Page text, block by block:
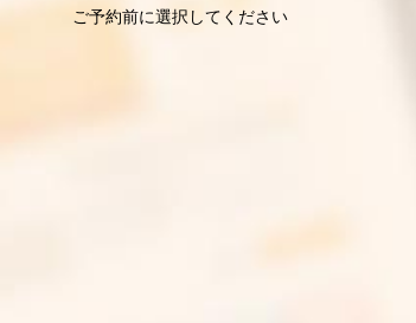
ご予約前に選択してください